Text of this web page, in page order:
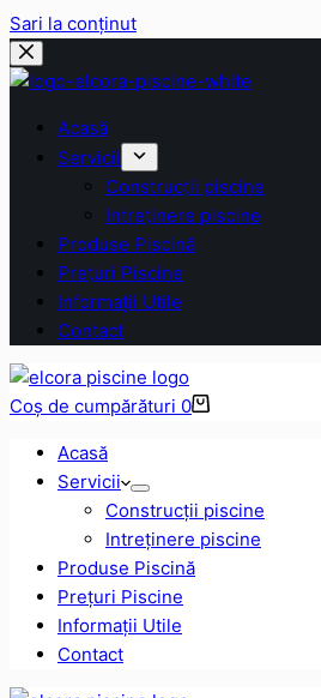
Sari la conținut
Acasă
Servicii
Construcții piscine
Intreținere piscine
Produse Piscină
Prețuri Piscine
Informații Utile
Contact
Coș de cumpărături 0
Acasă
Servicii
Construcții piscine
Intreținere piscine
Produse Piscină
Prețuri Piscine
Informații Utile
Contact